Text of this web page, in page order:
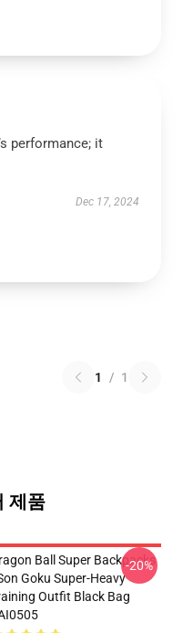
performance; it
Dec 17, 2024
1 / 1
제품
Ball Super Backpacks
Goku Super-Heavy
Outfit Black Bag
-20%